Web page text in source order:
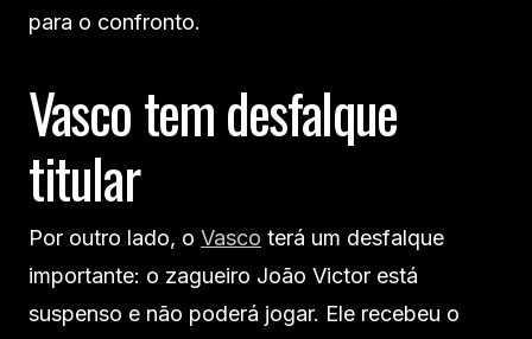
para o confronto.
Vasco tem desfalque
titular
Por outro lado, o Vasco terá um desfalque
importante: o zagueiro João Victor está
suspenso e não poderá jogar. Ele recebeu o